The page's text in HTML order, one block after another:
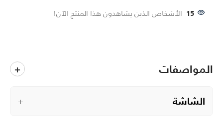
15 الأشخاص الذين يشاهدون هذا المنتج الآن!
المواصفات
+
الشاشة
+